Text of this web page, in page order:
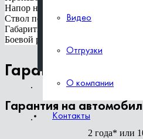
Видео
Отгрузки
О компании
Контакты
Отгрузки
О компании
Контакты
Напор насоса в номинальном
Ствол пожарный лафетный
Габаритные размеры (д х ш х в), мм
Боевой расчет, включая водителя,
Гарантия и
Гарантия на
2 года* или